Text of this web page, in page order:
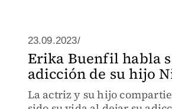
23.09.2023/
Erika Buenfil habla
adicción de su hijo
La actriz y su hijo